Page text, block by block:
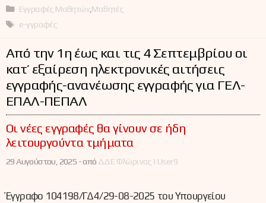
Κατηγορίες
Εγγραφές Μαθητών Μαθητές
Ετικέτες
e-γγραφές
Από την 1η έως και τις 4 Σεπτεμβρίου οι
κατ’ εξαίρεση ηλεκτρονικές αιτήσεις
εγγραφής-ανανέωσης εγγραφής για ΓΕΛ-
ΕΠΑΛ-ΠΕΠΑΛ
Οι νέες εγγραφές θα γίνουν σε ήδη
λειτουργούντα τμήματα
29 Αυγούστου, 2025 -από ΔΔΕ Φλώρινας | User9
Έγγραφο 104198/ΓΔ4/29-08-2025 του Υπουργείου